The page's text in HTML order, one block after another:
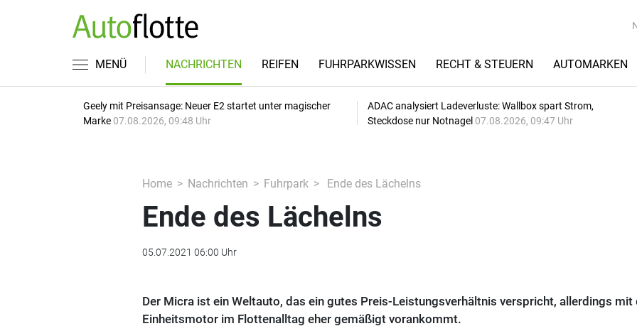
MENÜ NACHRICHTEN REIFEN FUHRPARKWISSEN RECHT & STEUERN AUTOMARKEN
Geely mit Preisansage: Neuer E2 startet unter magischer
Marke 07.08.2026, 09:48 Uhr
ADAC analysiert Ladeverluste: Wallbox spart Strom,
Steckdose nur Notnagel 07.08.2026, 09:47 Uhr
Home Nachrichten Fuhrpark Ende des Lächelns
Ende des Lächelns
05.07.2021 06:00 Uhr
Der Micra ist ein Weltauto, das ein gutes Preis-Leistungsverhältnis verspricht, allerdings mit
Einheitsmotor im Flottenalltag eher gemäßigt vorankommt.